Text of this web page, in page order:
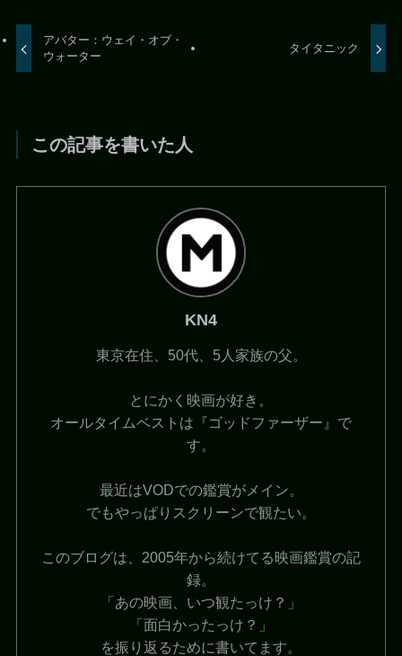
アバター：ウェイ・オブ・
ウォーター
タイタニック
この記事を書いた人
KN4
東京在住、50代、5人家族の父。
とにかく映画が好き。
オールタイムベストは『ゴッドファーザー』で
す。
最近はVODでの鑑賞がメイン。
でもやっぱりスクリーンで観たい。
このブログは、2005年から続けてる映画鑑賞の記
録。
「あの映画、いつ観たっけ？」
「面白かったっけ？」
を振り返るために書いてます。